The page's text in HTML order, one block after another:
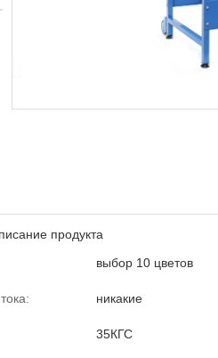
продукта
выбор 10 цветов
никакие
35КГС